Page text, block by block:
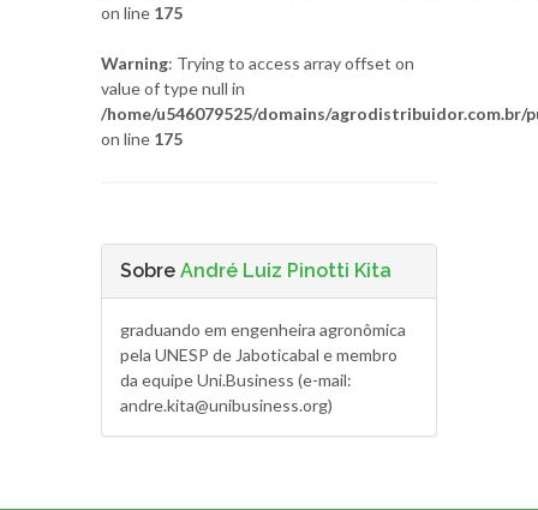
on line 175
Warning: Trying to access array offset on
value of type null in
/home/u546079525/domains/agrodistribuidor.com.br/
on line 175
Sobre André Luiz Pinotti Kita
graduando em engenheira agronômica
pela UNESP de Jaboticabal e membro
da equipe Uni.Business (e-mail:
andre.kita@unibusiness.org)